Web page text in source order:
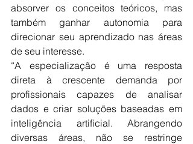
absorver os conceitos teóricos, mas
também ganhar autonomia para
direcionar seu aprendizado nas áreas
de seu interesse.
“A especialização é uma resposta
direta à crescente demanda por
profissionais capazes de analisar
dados e criar soluções baseadas em
inteligência artificial. Abrangendo
diversas áreas, não se restringe